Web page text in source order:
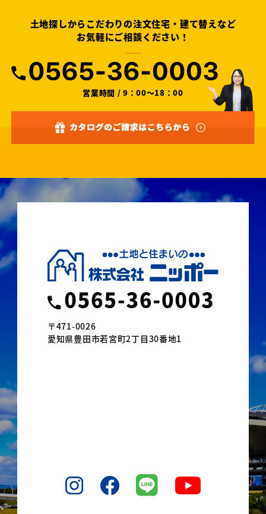
土地探しからこだわりの注文住宅・建て替えなど
お気軽にご相談ください！
営業時間 / 9：00～18：00
〒471-0026
愛知県豊田市若宮町2丁目30番地1